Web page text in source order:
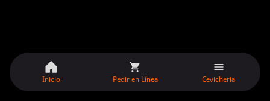
Inicio Pedir en Línea Cevicheria